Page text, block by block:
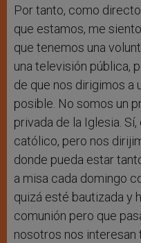
Por tanto, como
que estamos, me
que tenemos una
una televisión pública,
de que nos dirigimos a
posible. No somos un
privada de la Iglesia.
católico, pero nos
donde pueda estar
a misa cada domingo
quizá esté bautizada y
comunión pero que
nosotros nos